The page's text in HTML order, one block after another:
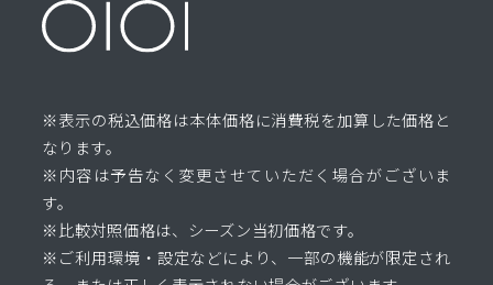
※表示の税込価格は本体価格に消費税を加算した価格と
なります。
※内容は予告なく変更させていただく場合がございま
す。
※比較対照価格は、シーズン当初価格です。
※ご利用環境・設定などにより、一部の機能が限定され